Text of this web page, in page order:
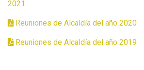
2021
Reuniones de Alcaldía del año 2020
Reuniones de Alcaldía del año 2019